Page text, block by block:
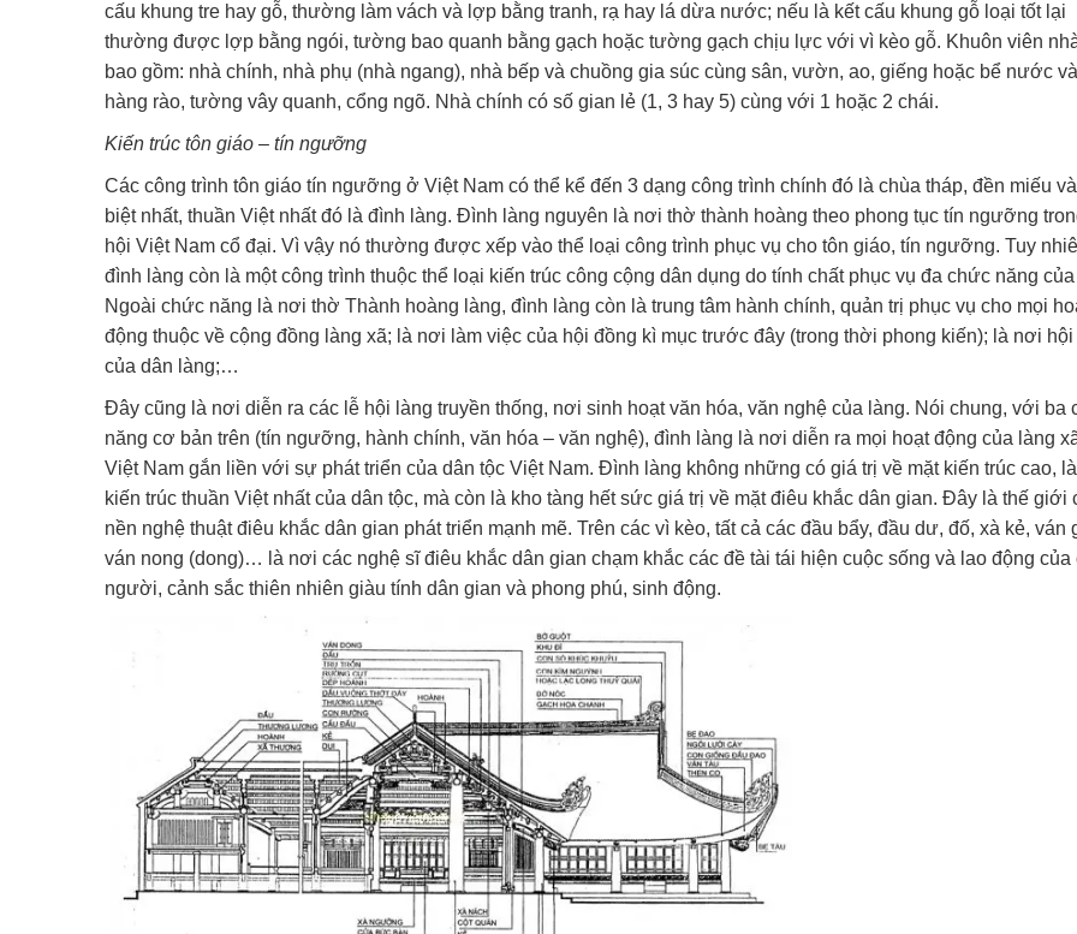
cấu khung tre hay gỗ, thường làm vách và lợp bằng tranh, rạ hay lá dừa nước; nếu là kết cấu khung gỗ loại tốt lại
thường được lợp bằng ngói, tường bao quanh bằng gạch hoặc tường gạch chịu lực với vì kèo gỗ. Khuôn viên
bao gồm: nhà chính, nhà phụ (nhà ngang), nhà bếp và chuồng gia súc cùng sân, vườn, ao, giếng hoặc bể nước và
hàng rào, tường vây quanh, cổng ngõ. Nhà chính có số gian lẻ (1, 3 hay 5) cùng với 1 hoặc 2 chái.
Kiến trúc tôn giáo – tín ngưỡng
Các công trình tôn giáo tín ngưỡng ở Việt Nam có thể kể đến 3 dạng công trình chính đó là chùa tháp, đền miếu
biệt nhất, thuần Việt nhất đó là đình làng. Đình làng nguyên là nơi thờ thành hoàng theo phong tục tín ngưỡng
hội Việt Nam cổ đại. Vì vậy nó thường được xếp vào thể loại công trình phục vụ cho tôn giáo, tín ngưỡng. Tuy
đình làng còn là một công trình thuộc thể loại kiến trúc công cộng dân dụng do tính chất phục vụ đa chức năng của
Ngoài chức năng là nơi thờ Thành hoàng làng, đình làng còn là trung tâm hành chính, quản trị phục vụ cho mọi
động thuộc về cộng đồng làng xã; là nơi làm việc của hội đồng kì mục trước đây (trong thời phong kiến); là nơi hội
của dân làng;…
Đây cũng là nơi diễn ra các lễ hội làng truyền thống, nơi sinh hoạt văn hóa, văn nghệ của làng. Nói chung, với ba
năng cơ bản trên (tín ngưỡng, hành chính, văn hóa – văn nghệ), đình làng là nơi diễn ra mọi hoạt động của làng
Việt Nam gắn liền với sự phát triển của dân tộc Việt Nam. Đình làng không những có giá trị về mặt kiến trúc cao, là
kiến trúc thuần Việt nhất của dân tộc, mà còn là kho tàng hết sức giá trị về mặt điêu khắc dân gian. Đây là thế giới
nền nghệ thuật điêu khắc dân gian phát triển mạnh mẽ. Trên các vì kèo, tất cả các đầu bẩy, đầu dư, đố, xà kẻ, ván
ván nong (dong)… là nơi các nghệ sĩ điêu khắc dân gian chạm khắc các đề tài tái hiện cuộc sống và lao động của
người, cảnh sắc thiên nhiên giàu tính dân gian và phong phú, sinh động.